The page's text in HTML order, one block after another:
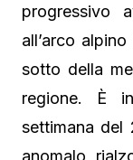
progressivo
all’arco
sotto della
regione. È
settimana
anomalo